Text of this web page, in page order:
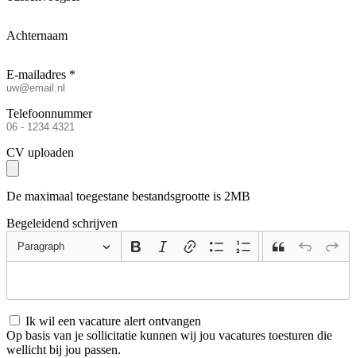
Achternaam
E-mailadres *
Telefoonnummer
CV uploaden
De maximaal toegestane bestandsgrootte is 2MB
Begeleidend schrijven
Paragraph
Ik wil een vacature alert ontvangen
Op basis van je sollicitatie kunnen wij jou vacatures toesturen die
wellicht bij jou passen.